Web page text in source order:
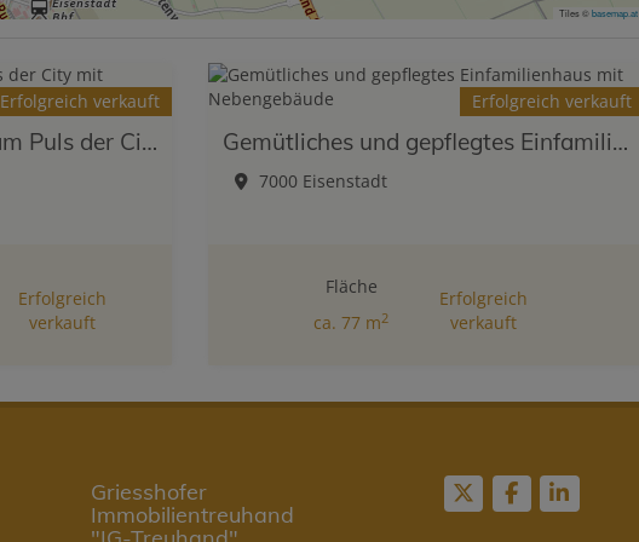
Tiles ©basemap.at
Erfolgreich verkauft
Kleines Schmuckstück am Puls der City mit Tiefgarage
Erfolgreich
verkauft
Erfolgreich verkauft
Gemütliches und gepflegtes Einfamilienhaus mit Nebengebäude
7000 Eisenstadt
Fläche
ca. 77 m2
Erfolgreich
verkauft
Griesshofer
Immobilientreuhand